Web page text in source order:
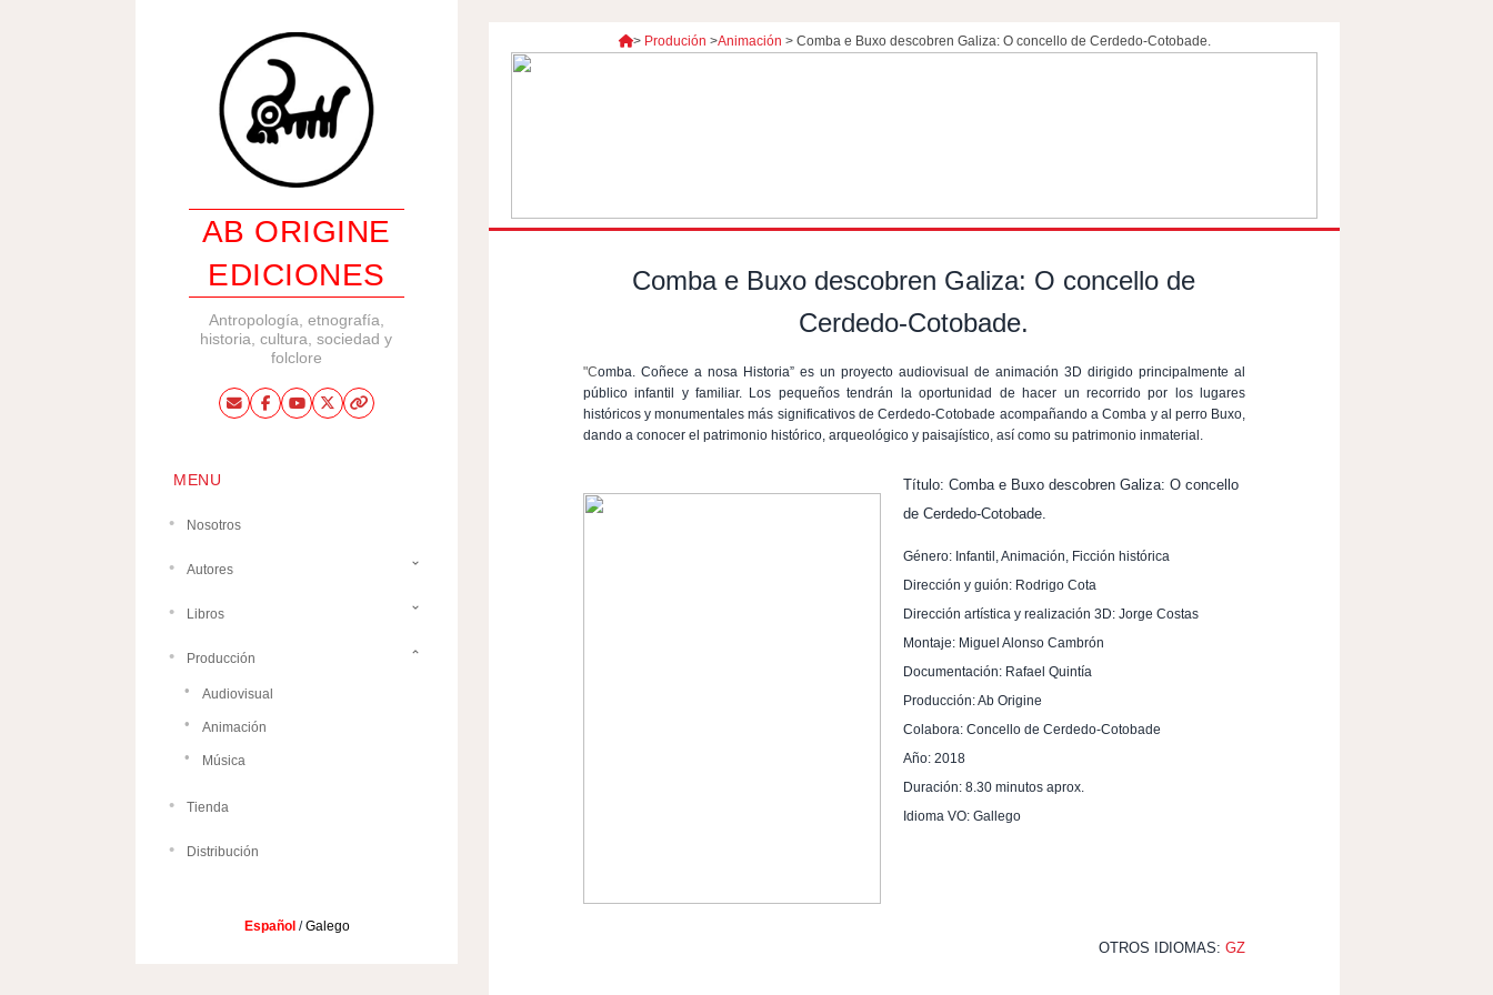
AB ORIGINE
EDICIONES
Antropología, etnografía,
historia, cultura, sociedad y
folclore
MENU
Nosotros
Autores
Libros
Producción
Audiovisual
Animación
Música
Tienda
Distribución
Español /Galego
> Produción >Animación > Comba e Buxo descobren Galiza: O concello de Cerdedo-Cotobade.
Comba e Buxo descobren Galiza: O concello de
Cerdedo-Cotobade.
"Comba. Coñece a nosa Historia” es un proyecto audiovisual de animación 3D dirigido principalmente al
público infantil y familiar. Los pequeños tendrán la oportunidad de hacer un recorrido por los lugares
históricos y monumentales más significativos de Cerdedo-Cotobade acompañando a Comba y al perro Buxo,
dando a conocer el patrimonio histórico, arqueológico y paisajístico, así como su patrimonio inmaterial.
Título: Comba e Buxo descobren Galiza: O concello
de Cerdedo-Cotobade.
Género: Infantil, Animación, Ficción histórica
Dirección y guión: Rodrigo Cota
Dirección artística y realización 3D: Jorge Costas
Montaje: Miguel Alonso Cambrón
Documentación: Rafael Quintía
Producción: Ab Origine
Colabora: Concello de Cerdedo-Cotobade
Año: 2018
Duración: 8.30 minutos aprox.
Idioma VO: Gallego
OTROS IDIOMAS:GZ